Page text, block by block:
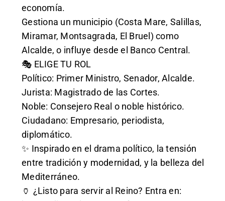
economía.
Gestiona un municipio (Costa Mare, Salillas,
Miramar, Montsagrada, El Bruel) como
Alcalde, o influye desde el Banco Central.
🎭 ELIGE TU ROL
Político: Primer Ministro, Senador, Alcalde.
Jurista: Magistrado de las Cortes.
Noble: Consejero Real o noble histórico.
Ciudadano: Empresario, periodista,
diplomático.
✨ Inspirado en el drama político, la tensión
entre tradición y modernidad, y la belleza del
Mediterráneo.
🏺 ¿Listo para servir al Reino? Entra en: